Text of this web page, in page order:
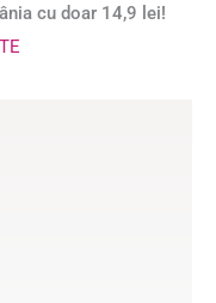
cu doar 14,9 lei!